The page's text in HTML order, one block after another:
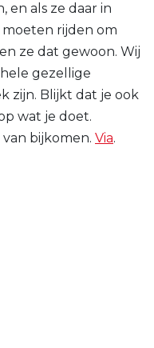
en als ze daar in
rijden om
ze dat gewoon. Wij
gezellige
zijn. Blijkt dat je ook
wat je doet.
bijkomen. Via.